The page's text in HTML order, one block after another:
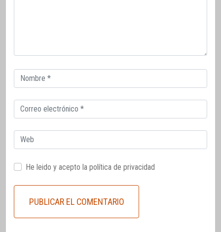
Correo
electrónico
Correo
electrónico
Web
He leido y acepto la política de privacidad